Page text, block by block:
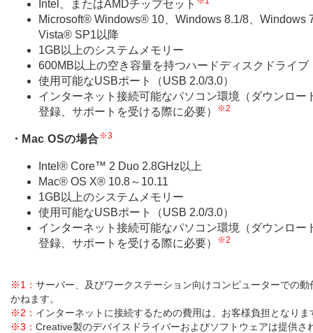
Intel、またはAMDチップセット
Microsoft® Windows® 10、Windows 8.1/8、Windows
Vista® SP1以降
1GB以上のシステムメモリー
600MB以上の空き容量を持つハードディスクドライブ
使用可能なUSBポート（USB 2.0/3.0）
インターネット接続可能なパソコン環境（ダウンロー
登録、サポートを受ける際に必要）
※2
・Mac OSの場合※3
Intel® Core™ 2 Duo 2.8GHz以上
Mac® OS X® 10.8～10.11
1GB以上のシステムメモリー
使用可能なUSBポート（USB 2.0/3.0）
インターネット接続可能なパソコン環境（ダウンロー
登録、サポートを受ける際に必要）
※2
※1： サーバー、及びワークステーション向けコンピューターでの動
かねます。
※2： インターネットに接続するための費用は、お客様負担となりま
※3： Creative製のデバイスドライバーおよびソフトウェアは提供さ